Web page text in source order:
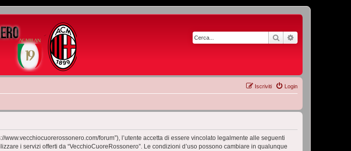
Cerca
Login
Iscriviti
www.vecchiocuorerossonero.com/forum”), l’utente accetta di essere vincolato legalmente alle seguenti
i servizi offerti da “VecchioCuoreRossonero”. Le condizioni d’uso possono cambiare in qualunque